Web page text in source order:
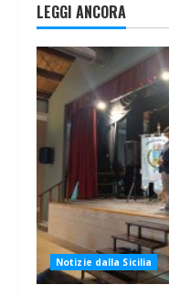
LEGGI ANCORA
Notizie dalla Sicilia